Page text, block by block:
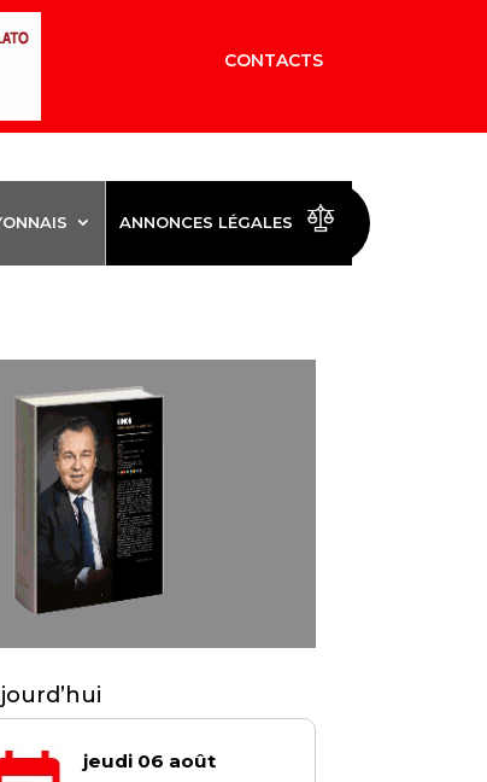
CONTACTS
ANNONCES LÉGALES
jeudi 06 août